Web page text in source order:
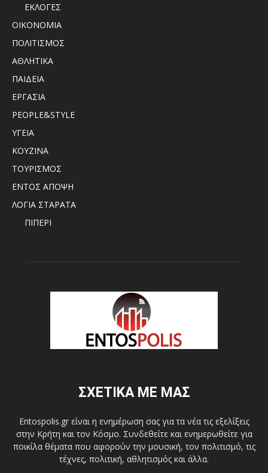
ΕΚΛΟΓΕΣ
ΟΙΚΟΝΟΜΙΑ
ΠΟΛΙΤΙΣΜΟΣ
ΑΘΛΗΤΙΚΑ
ΠΑΙΔΕΙΑ
ΕΡΓΑΣΙΑ
PEOPLE&STYLE
ΥΓΕΙΑ
ΚΟΥΖΙΝΑ
ΤΟΥΡΙΣΜΟΣ
ΕΝΤΟΣ ΑΠΟΨΗ
ΛΟΓΙΑ ΣΤΑΡΑΤΑ
ΠΙΠΕΡΙ
ΣΧΕΤΙΚΑ ΜΕ ΜΑΣ
Entospolis.gr είναι η ενημέρωση σας για τα νέα τις εξελίξεις
στην Κρήτη και τον Κόσμο. Συνδεθείτε και ενημερωθείτε για
ποικίλα θέματα που αφορούν την μουσική, τον πολιτισμό, τις
τέχνες, πολιτική, αθλητισμός και άλλα.